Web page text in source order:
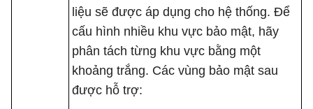
liệu sẽ được áp dụng cho hệ thống. Để
cấu hình nhiều khu vực bảo mật, hãy
phân tách từng khu vực bằng một
khoảng trắng. Các vùng bảo mật sau
được hỗ trợ: